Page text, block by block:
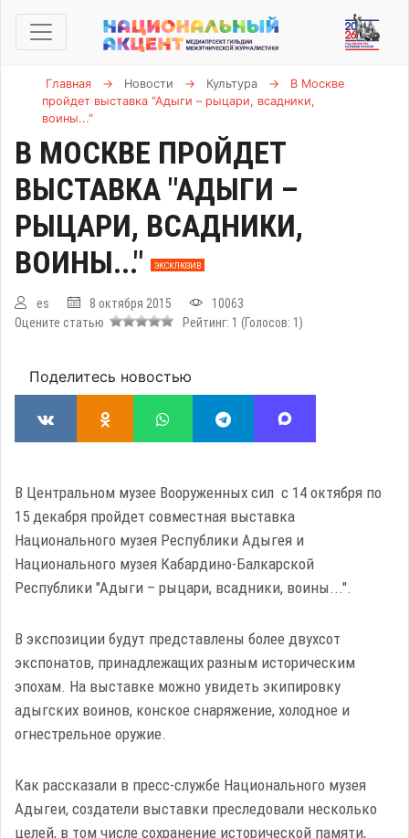
Главная → Новости → Культура →
В Москве
пройдет выставка "Адыги – рыцари, всадники,
воины..."
В МОСКВЕ ПРОЙДЕТ
ВЫСТАВКА "АДЫГИ –
РЫЦАРИ, ВСАДНИКИ,
ВОИНЫ..."
ЭКСКЛЮЗИВ
es 8 октября 2015
10063
Оцените статью
Рейтинг: 1 (Голосов: 1 )
Поделитесь новостью
В Центральном музее Вооруженных сил с 14 октября по
15 декабря пройдет совместная выставка
Национального музея Республики Адыгея и
Национального музея Кабардино-Балкарской
Республики "Адыги – рыцари, всадники, воины...".
В экспозиции будут представлены более двухсот
экспонатов, принадлежащих разным историческим
эпохам. На выставке можно увидеть экипировку
адыгских воинов, конское снаряжение, холодное и
огнестрельное оружие.
Как рассказали в пресс-службе Национального музея
Адыгеи, создатели выставки преследовали несколько
целей, в том числе сохранение исторической памяти,